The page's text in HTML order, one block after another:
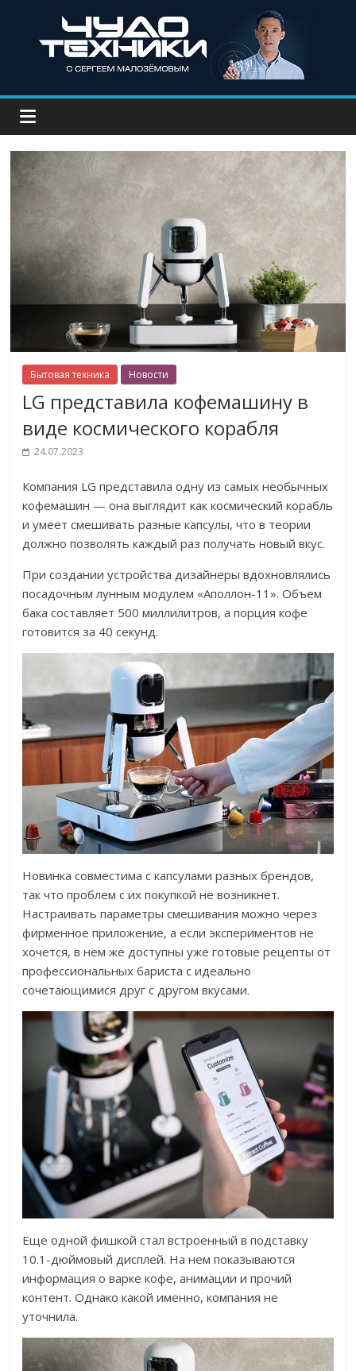
Бытовая техника Новости
LG представила кофемашину в
виде космического корабля
24.07.2023
Компания LG представила одну из самых необычных
кофемашин — она выглядит как космический корабль
и умеет смешивать разные капсулы, что в теории
должно позволять каждый раз получать новый вкус.
При создании устройства дизайнеры вдохновлялись
посадочным лунным модулем «Аполлон-11». Объем
бака составляет 500 миллилитров, а порция кофе
готовится за 40 секунд.
Новинка совместима с капсулами разных брендов,
так что проблем с их покупкой не возникнет.
Настраивать параметры смешивания можно через
фирменное приложение, а если экспериментов не
хочется, в нем же доступны уже готовые рецепты от
профессиональных бариста с идеально
сочетающимися друг с другом вкусами.
Еще одной фишкой стал встроенный в подставку
10.1-дюймовый дисплей. На нем показываются
информация о варке кофе, анимации и прочий
контент. Однако какой именно, компания не
уточнила.